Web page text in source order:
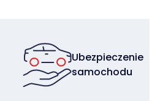
Ubezpieczenie
samochodu